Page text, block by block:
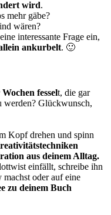
wird.
mehr gäbe?
wären?
interessante Frage ein,
ankurbelt. 🙂
fesselt, die gar
werden? Glückwunsch,
Kopf drehen und spinn
aus deinem Alltag.
einfällt, schreibe ihn
oder auf eine
zu deinem Buch